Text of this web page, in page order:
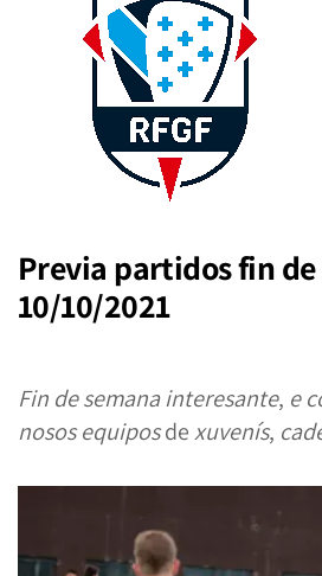
Previa partidos fin
10/10/2021
Fin desemanainteresante, e
nosos equiposdexuvenís,